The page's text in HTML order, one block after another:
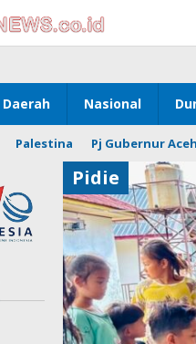
Daerah Nasional
Palestina Pj Gubernur Aceh
Pidie